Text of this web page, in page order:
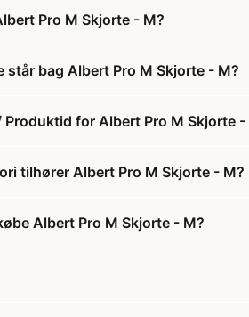
Pro M Skjorte - M?
står bag Albert Pro M Skjorte - M?
Produktid for Albert Pro M Skjorte -
tilhører Albert Pro M Skjorte - M?
Albert Pro M Skjorte - M?